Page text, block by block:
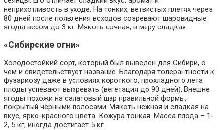
неприхотливость в уходе. На тонких, ветвистых плетях через
80 дней после появления всходов созревают шаровидные
ягоды весом до 3 кг. Мякоть сочная, в меру сладкая.
«Сибирские огни»
Холодостойкий сорт, который был выведен для Сибири, о
чём и свидетельствует название. Благодаря толерантности к
фузариозу даже в условиях короткого, прохладного лета
плоды успевают вызревать (вегетация до 90 дней). Внешне
ягоды похожи на салатовый шар правильной формы,
покрытый чёрными полосами. Мякоть нежная и сладкая на
вкус, ярко-красного цвета. Кожура тонкая. Масса плода – 1-
2, 5 кг, иногда достигает 5 кг.